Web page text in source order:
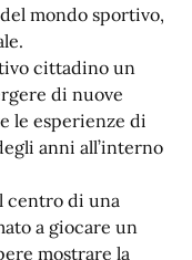
mondo sportivo,
cittadino un
di nuove
le esperienze di
anni all’interno
centro di una
a giocare un
mostrare la